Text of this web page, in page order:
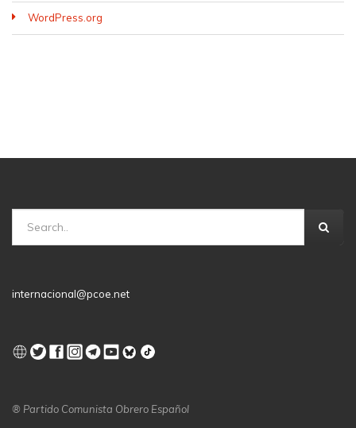
WordPress.org
internacional@pcoe.net
® Partido Comunista Obrero Español